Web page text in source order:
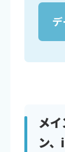
メ
ン